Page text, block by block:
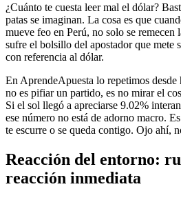
¿Cuánto te cuesta leer mal el dólar?
patas se imaginan. La cosa es que
mueve feo en Perú, no solo se
sufre el bolsillo del apostador que mete
con referencia al dólar.
En AprendeApuesta lo repetimos
no es pifiar un partido, es no mirar el
Si el sol llegó a apreciarse 9.02%
ese número no está de adorno macro.
te escurre o se queda contigo. Ojo ahí,
Reacción del entorno:
reacción inmediata